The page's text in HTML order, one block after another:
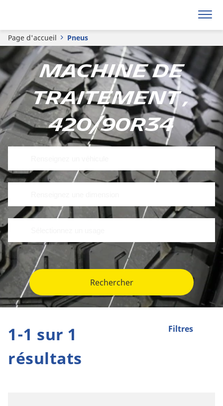
Page d'accueil Pneus
Machine de
traitement ,
420/90R34
Rechercher
Filtres
1-1 sur 1
résultats